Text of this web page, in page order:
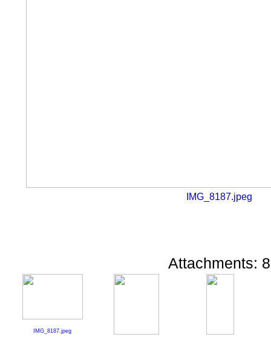
IMG_8187.jpeg
Attachments: 8
IMG_8187.jpeg